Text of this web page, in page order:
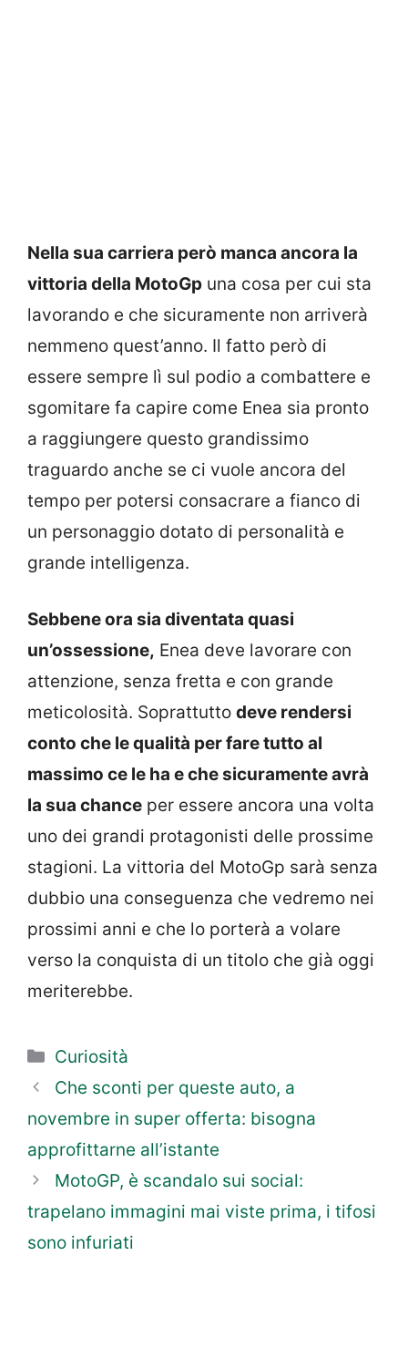
Nella sua carriera però manca ancora la
vittoria della MotoGp una cosa per cui sta
lavorando e che sicuramente non arriverà
nemmeno quest’anno. Il fatto però di
essere sempre lì sul podio a combattere e
sgomitare fa capire come Enea sia pronto
a raggiungere questo grandissimo
traguardo anche se ci vuole ancora del
tempo per potersi consacrare a fianco di
un personaggio dotato di personalità e
grande intelligenza.
Sebbene ora sia diventata quasi
un’ossessione, Enea deve lavorare con
attenzione, senza fretta e con grande
meticolosità. Soprattutto deve rendersi
conto che le qualità per fare tutto al
massimo ce le ha e che sicuramente avrà
la sua chance per essere ancora una volta
uno dei grandi protagonisti delle prossime
stagioni. La vittoria del MotoGp sarà senza
dubbio una conseguenza che vedremo nei
prossimi anni e che lo porterà a volare
verso la conquista di un titolo che già oggi
meriterebbe.
Categorie
Curiosità
Che sconti per queste auto, a
novembre in super offerta: bisogna
approfittarne all’istante
MotoGP, è scandalo sui social:
trapelano immagini mai viste prima, i tifosi
sono infuriati